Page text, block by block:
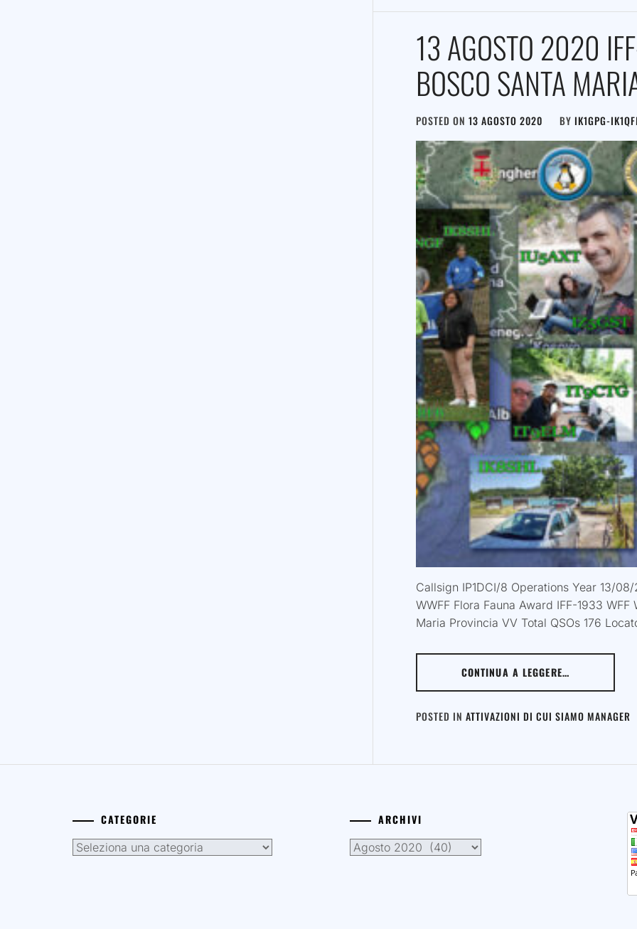
13 AGOSTO 2020
BOSCO SANTA
POSTED ON 13 AGOSTO 2020 BY IK1GPG-
Callsign IP1DCI/8 Operations Year 13/
WWFF Flora Fauna Award IFF-1933
Maria Provincia VV Total QSOs 176
CONTINUA A LEGGERE…
POSTED IN ATTIVAZIONI DI CUI SIAMO MANAGER
CATEGORIE
Categorie
ARCHIVI
Archivi